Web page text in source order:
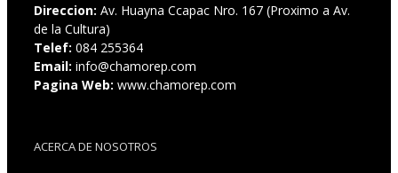
Direccion: Av. Huayna Ccapac Nro. 167 (Proximo a Av.
de la Cultura)
Telef: 084 255364
Email: info@chamorep.com
Pagina Web: www.chamorep.com
ACERCA DE NOSOTROS